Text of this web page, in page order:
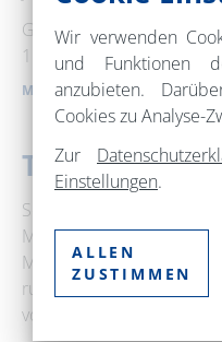
Goethe Straße
16225 Eberswalde
MEHR ERFAHREN
Tastmodelle
Seit Ende März 2022
Museum Henkerhaus in
Mühlentor zwei
runde, dreidimensionale
von Bernau …
Wir verwenden
und Funktionen
anzubieten.
Cookies zu Analyse-
Zur
Einstellungen.
ALLEN
ZUSTIMMEN